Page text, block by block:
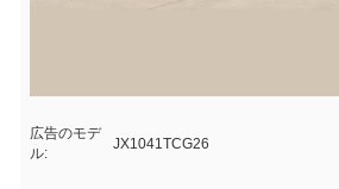
広告のモデ
ル:
JX1041TCG26